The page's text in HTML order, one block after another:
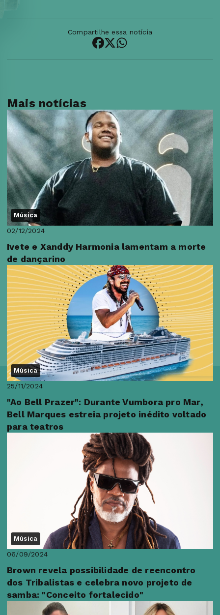
Compartilhe essa notícia
Mais notícias
Música
02/12/2024
Ivete e Xanddy Harmonia lamentam a morte
de dançarino
Música
25/11/2024
"Ao Bell Prazer": Durante Vumbora pro Mar,
Bell Marques estreia projeto inédito voltado
para teatros
Música
06/09/2024
Brown revela possibilidade de reencontro
dos Tribalistas e celebra novo projeto de
samba: "Conceito fortalecido"